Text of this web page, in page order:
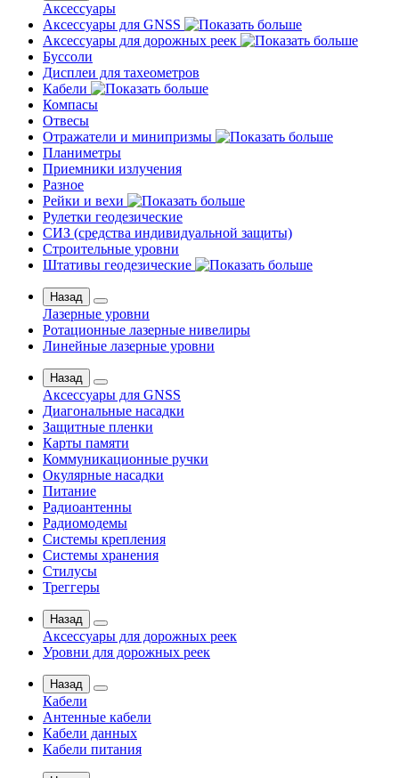
Аксессуары
Аксессуары для GNSS
Аксессуары для дорожных реек
Буссоли
Дисплеи для тахеометров
Кабели
Компасы
Отвесы
Отражатели и минипризмы
Планиметры
Приемники излучения
Разное
Рейки и вехи
Рулетки геодезические
СИЗ (средства индивидуальной защиты)
Строительные уровни
Штативы геодезические
Назад
Лазерные уровни
Ротационные лазерные нивелиры
Линейные лазерные уровни
Назад
Аксессуары для GNSS
Диагональные насадки
Защитные пленки
Карты памяти
Коммуникационные ручки
Окулярные насадки
Питание
Радиоантенны
Радиомодемы
Системы крепления
Системы хранения
Стилусы
Треггеры
Назад
Аксессуары для дорожных реек
Уровни для дорожных реек
Назад
Кабели
Антенные кабели
Кабели данных
Кабели питания